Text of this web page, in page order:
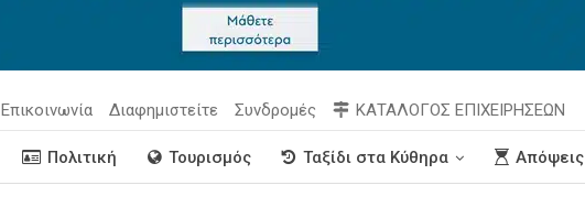
Επικοινωνία Διαφημιστείτε Συνδρομές ΚΑΤΑΛΟΓΟΣ ΕΠΙΧΕΙΡΗΣΕΩΝ
Πολιτική Τουρισμός Ταξίδι στα Κύθηρα Απόψεις